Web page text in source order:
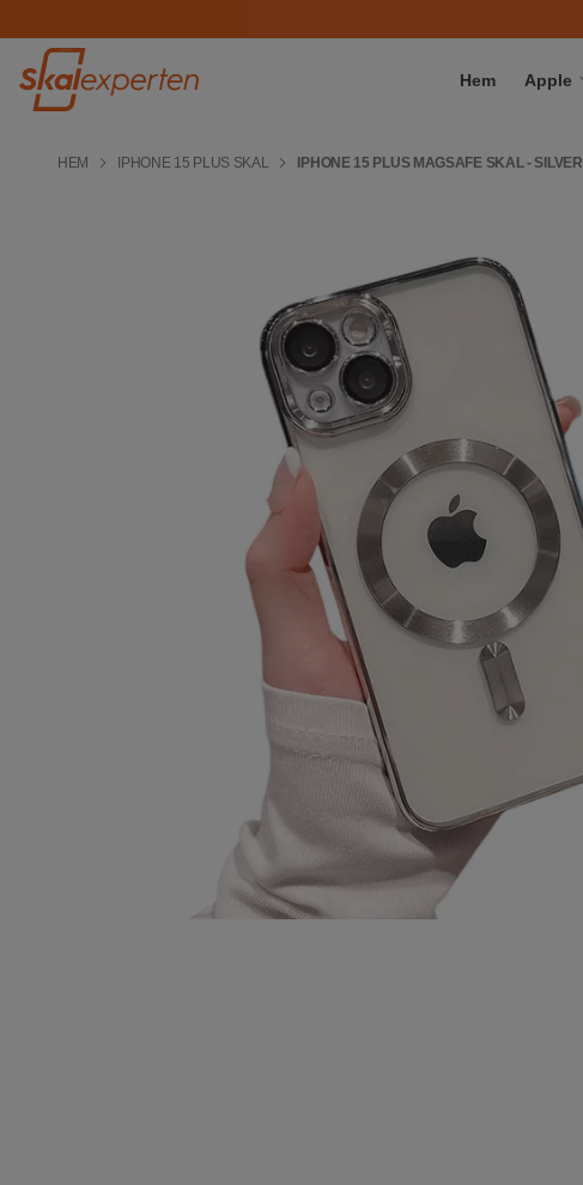
Hem Apple
HEM IPHONE 15 PLUS SKAL IPHONE 15 PLUS MAGSAFE SKAL - SILVER